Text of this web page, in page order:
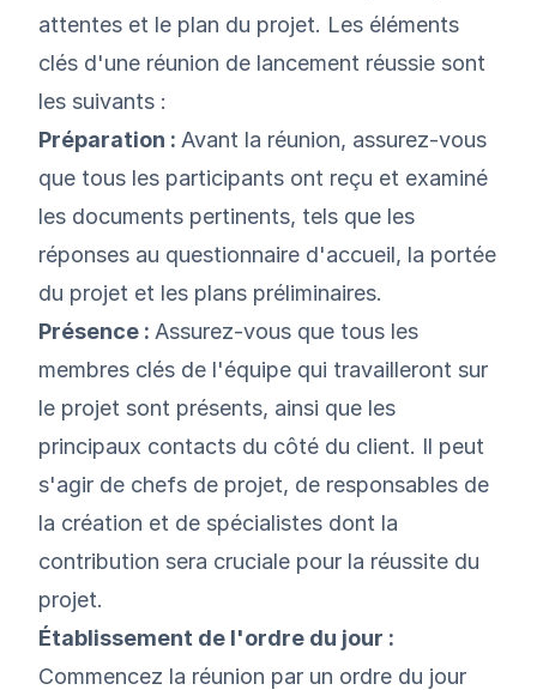
attentes et le plan du projet. Les éléments
clés d'une réunion de lancement réussie sont
les suivants :
Préparation : Avant la réunion, assurez-vous
que tous les participants ont reçu et examiné
les documents pertinents, tels que les
réponses au questionnaire d'accueil, la portée
du projet et les plans préliminaires.
Présence : Assurez-vous que tous les
membres clés de l'équipe qui travailleront sur
le projet sont présents, ainsi que les
principaux contacts du côté du client. Il peut
s'agir de chefs de projet, de responsables de
la création et de spécialistes dont la
contribution sera cruciale pour la réussite du
projet.
Établissement de l'ordre du jour :
Commencez la réunion par un ordre du jour